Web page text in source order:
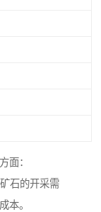
面：
石的开采需
本。